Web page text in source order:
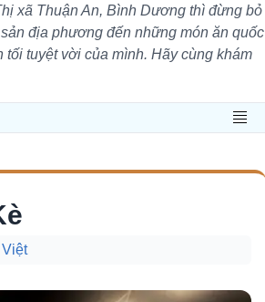
xã Thuận An, Bình Dương thì đừng bỏ
địa phương đến những món ăn quốc
tuyệt vời của mình. Hãy cùng khám